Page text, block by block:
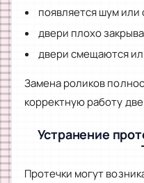
появляется шум или
двери плохо
двери смещаются
Замена роликов
корректную работу
Устранение
Протечки могут